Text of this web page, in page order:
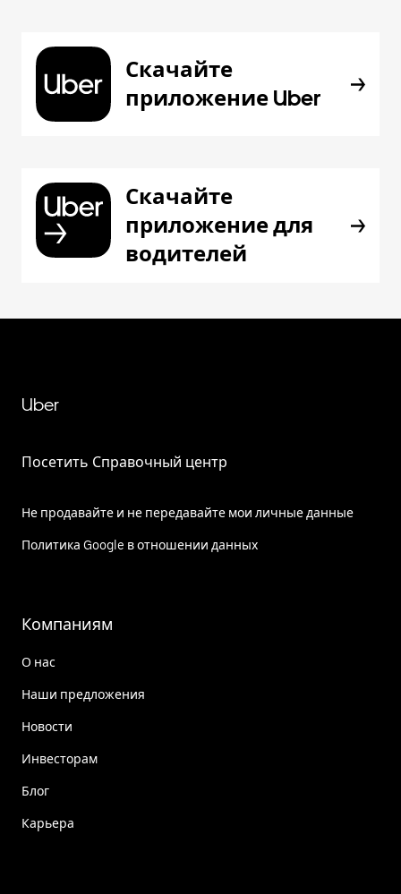
Скачайте
приложение Uber
Скачайте
приложение для
водителей
Uber
Посетить Справочный центр
Не продавайте и не передавайте мои личные данные
Политика Google в отношении данных
Компаниям
О нас
Наши предложения
Новости
Инвесторам
Блог
Карьера